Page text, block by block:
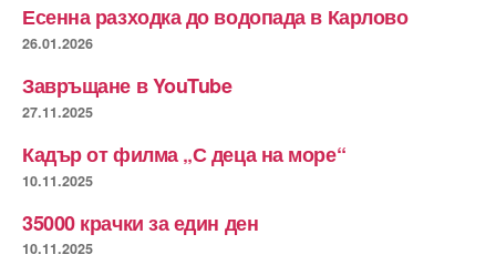
Есенна разходка до водопада в Карлово
26.01.2026
Завръщане в YouTube
27.11.2025
Кадър от филма „С деца на море“
10.11.2025
35000 крачки за един ден
10.11.2025